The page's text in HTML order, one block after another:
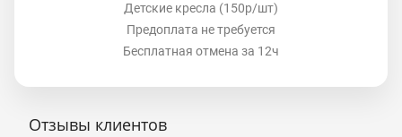
Детские кресла (150р/шт)
Предоплата не требуется
Бесплатная отмена за 12ч
Отзывы клиентов